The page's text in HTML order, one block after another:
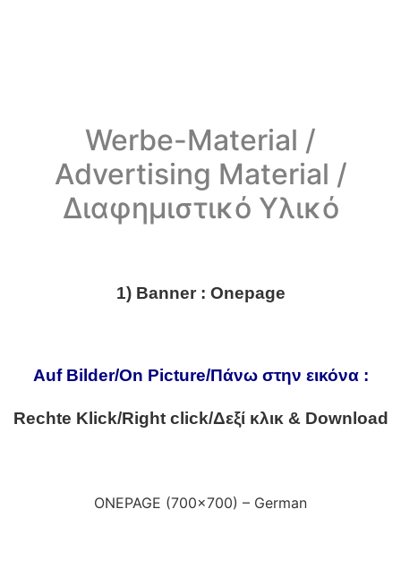
Werbe-Material /
Advertising Material /
Διαφημιστικό Υλικό
1) Banner : Onepage
Auf Bilder/On Picture/Πάνω στην εικόνα :
Rechte Klick/Right click/Δεξί κλικ & Download
ONEPAGE (700×700) – German